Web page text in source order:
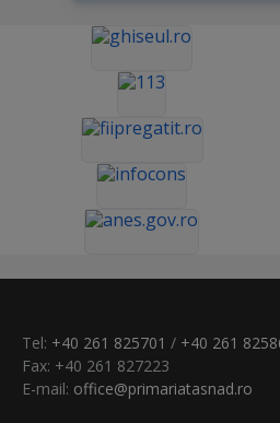
Tel: +40 261 825701 / +40 261
Fax: +40 261 827223
E-mail: office@primariatasnad.ro